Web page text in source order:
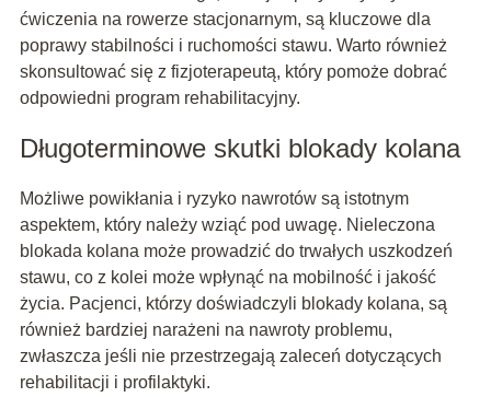
ćwiczenia na rowerze stacjonarnym, są kluczowe dla
poprawy stabilności i ruchomości stawu. Warto również
skonsultować się z fizjoterapeutą, który pomoże dobrać
odpowiedni program rehabilitacyjny.
Długoterminowe skutki blokady kolana
Możliwe powikłania i ryzyko nawrotów są istotnym
aspektem, który należy wziąć pod uwagę. Nieleczona
blokada kolana może prowadzić do trwałych uszkodzeń
stawu, co z kolei może wpłynąć na mobilność i jakość
życia. Pacjenci, którzy doświadczyli blokady kolana, są
również bardziej narażeni na nawroty problemu,
zwłaszcza jeśli nie przestrzegają zaleceń dotyczących
rehabilitacji i profilaktyki.